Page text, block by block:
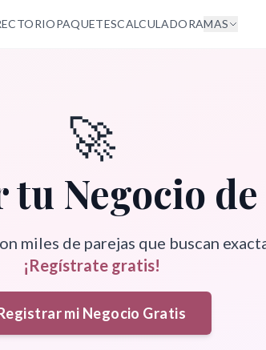
PAQUETESCALCULADORAMAS
🚀
tu Negocio
miles de parejas que buscan
¡Regístrate gratis!
mi Negocio Gratis